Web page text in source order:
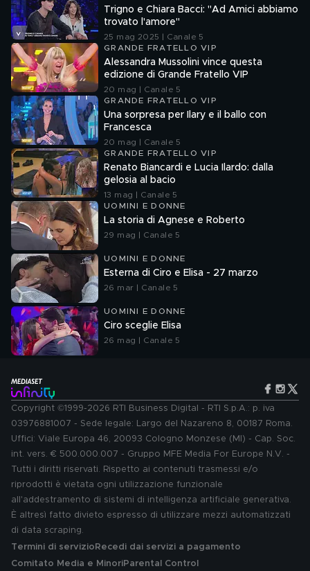
Trigno e Chiara Bacci: "Ad Amici abbiamo
trovato l'amore"
25 mag 2025 | Canale 5
GRANDE FRATELLO VIP
Alessandra Mussolini vince questa
edizione di Grande Fratello VIP
20 mag | Canale 5
GRANDE FRATELLO VIP
Una sorpresa per Ilary e il ballo con
Francesca
20 mag | Canale 5
GRANDE FRATELLO VIP
Renato Biancardi e Lucia Ilardo: dalla
gelosia al bacio
13 mag | Canale 5
UOMINI E DONNE
La storia di Agnese e Roberto
29 mag | Canale 5
UOMINI E DONNE
Esterna di Ciro e Elisa - 27 marzo
26 mar | Canale 5
UOMINI E DONNE
Ciro sceglie Elisa
26 mag | Canale 5
Copyright ©1999-2026 RTI Business Digital - RTI S.p.A.: p. iva
03976881007 - Sede legale: Largo del Nazareno 8, 00187 Roma.
Uffici: Viale Europa 46, 20093 Cologno Monzese (MI) - Cap. Soc.
int. vers. € 500.000.007 - Gruppo MFE Media For Europe N.V. -
Tutti i diritti riservati. Rispetto ai contenuti trasmessi e/o
riprodotti è vietata ogni utilizzazione funzionale
all'addestramento di sistemi di intelligenza artificiale generativa.
È altresì fatto divieto espresso di utilizzare mezzi automatizzati
di data scraping.
Termini di servizio Recedi dai servizi a pagamento
Comitato Media e MinoriParental Control